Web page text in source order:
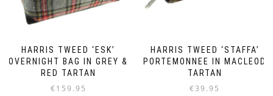
HARRIS TWEED ‘ESK’
OVERNIGHT BAG IN GREY &
RED TARTAN
€159.95
HARRIS TWEED ‘STAFFA’
PORTEMONNEE IN MACLEOD
TARTAN
€39.95